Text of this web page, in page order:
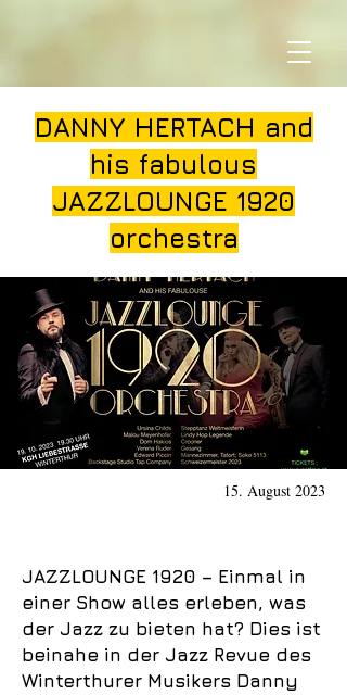
DANNY HERTACH and
his fabulous
JAZZLOUNGE 1920
orchestra
15. August 2023
JAZZLOUNGE 1920 – Einmal in
einer Show alles erleben, was
der Jazz zu bieten hat? Dies ist
beinahe in der Jazz Revue des
Winterthurer Musikers Danny